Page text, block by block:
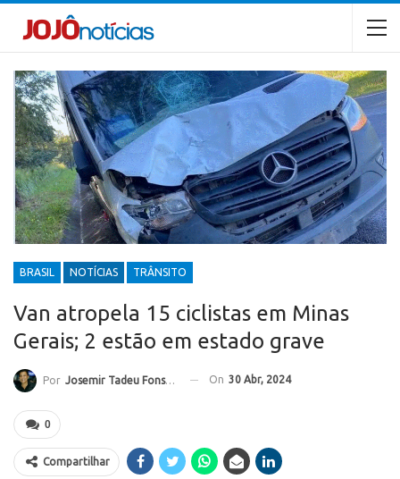
BRASIL NOTÍCIAS TRÂNSITO
Van atropela 15 ciclistas em Minas
Gerais; 2 estão em estado grave
Por Josemir Tadeu Fonseca On 30 Abr, 2024
0
Compartilhar